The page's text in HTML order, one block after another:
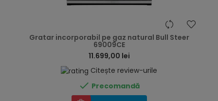
Gratar incorporabil pe gaz natural Bull Steer
69009CE
11.699,00 lei
Citește review-urile
 Precomandă